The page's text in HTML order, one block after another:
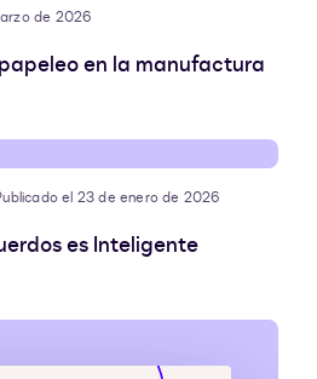
de 2026
en la manufactura
el 23 de enero de 2026
es Inteligente